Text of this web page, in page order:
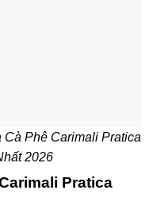
Cà Phê Carimali Pratica
2026
Pratica